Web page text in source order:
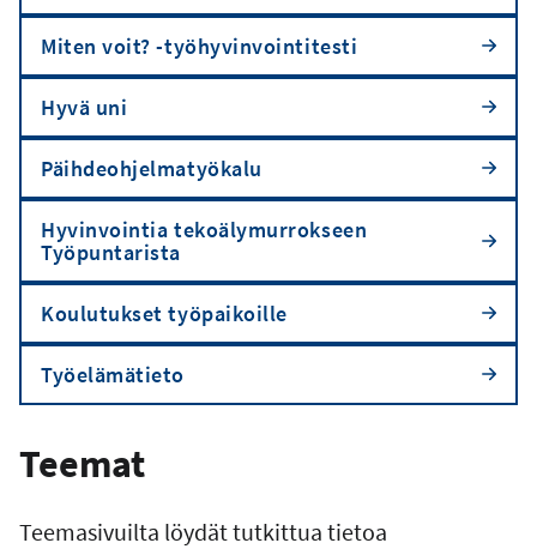
Miten voit? -työhyvinvointitesti
Hyvä uni
Päihdeohjelmatyökalu
Hyvinvointia tekoälymurrokseen
Työpuntarista
Koulutukset työpaikoille
Työelämätieto
Teemat
Teemasivuilta löydät tutkittua tietoa